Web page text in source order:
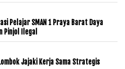
Pelajar SMAN 1 Praya Barat Daya
Pinjol Ilegal
Jajaki Kerja Sama Strategis